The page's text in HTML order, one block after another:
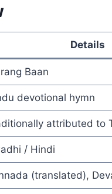
Details
Baan
devotional hymn
attributed to
/ Hindi
(translated),